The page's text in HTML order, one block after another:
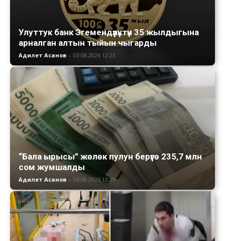
Улуттук банк Эгемендүүлүктүн 35 жылдыгына
арналган алтын тыйын чыгарды
Адилет Асанов - 03.08.2026 12:23
“Бала ырысы” жөлөк пулун берүүгө 235,7 млн
сом жумшалды
Адилет Асанов - 06.08.2026 12:19